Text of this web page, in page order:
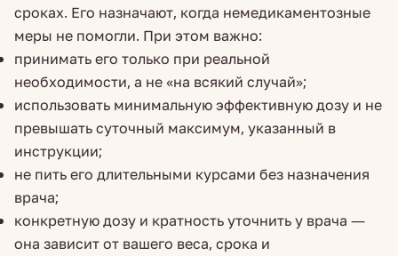
сроках. Его назначают, когда немедикаментозные
меры не помогли. При этом важно:
принимать его только при реальной
необходимости, а не «на всякий случай»;
использовать минимальную эффективную дозу и не
превышать суточный максимум, указанный в
инструкции;
не пить его длительными курсами без назначения
врача;
конкретную дозу и кратность уточнить у врача —
она зависит от вашего веса, срока и